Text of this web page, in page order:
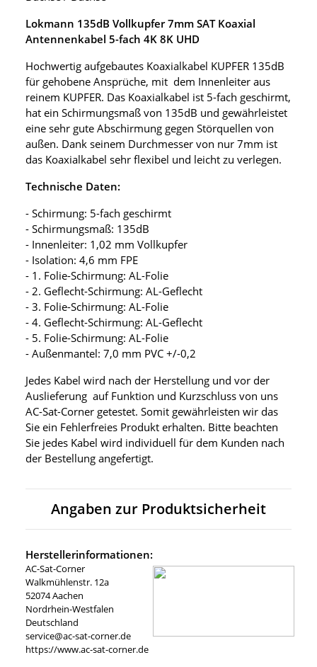
Lokmann 135dB Vollkupfer 7mm SAT Koaxial
Antennenkabel 5-fach 4K 8K UHD
Hochwertig aufgebautes Koaxialkabel KUPFER 135dB
für gehobene Ansprüche, mit dem Innenleiter aus
reinem KUPFER. Das Koaxialkabel ist 5-fach geschirmt,
hat ein Schirmungsmaß von 135dB und gewährleistet
eine sehr gute Abschirmung gegen Störquellen von
außen. Dank seinem Durchmesser von nur 7mm ist
das Koaxialkabel sehr flexibel und leicht zu verlegen.
Technische Daten:
- Schirmung: 5-fach geschirmt
- Schirmungsmaß: 135dB
- Innenleiter: 1,02 mm Vollkupfer
- Isolation: 4,6 mm FPE
- 1. Folie-Schirmung: AL-Folie
- 2. Geflecht-Schirmung: AL-Geflecht
- 3. Folie-Schirmung: AL-Folie
- 4. Geflecht-Schirmung: AL-Geflecht
- 5. Folie-Schirmung: AL-Folie
- Außenmantel: 7,0 mm PVC +/-0,2
Jedes Kabel wird nach der Herstellung und vor der
Auslieferung auf Funktion und Kurzschluss von uns
AC-Sat-Corner getestet. Somit gewährleisten wir das
Sie ein Fehlerfreies Produkt erhalten. Bitte beachten
Sie jedes Kabel wird individuell für dem Kunden nach
der Bestellung angefertigt.
Angaben zur Produktsicherheit
Herstellerinformationen:
AC-Sat-Corner
Walkmühlenstr. 12a
52074 Aachen
Nordrhein-Westfalen
Deutschland
service@ac-sat-corner.de
https://www.ac-sat-corner.de